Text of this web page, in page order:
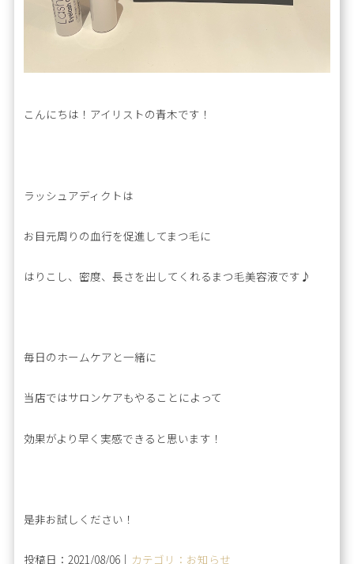
こんにちは！アイリストの青木です！
ラッシュアディクトは
お目元周りの血行を促進してまつ毛に
はりこし、密度、長さを出してくれるまつ毛美容液です♪
毎日のホームケアと一緒に
当店ではサロンケアもやることによって
効果がより早く実感できると思います！
是非お試しください！
投稿日：2021/08/06｜ カテゴリ：お知らせ